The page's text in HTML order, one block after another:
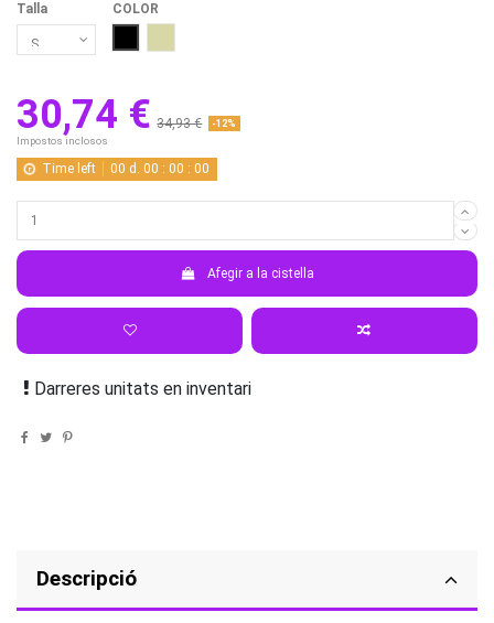
Talla
COLOR
30,74 € 34,93 € -12%
Impostos inclosos
Time left 00 d. 00 :00 :00
Afegir a la cistella
Darreres unitats en inventari
Descripció